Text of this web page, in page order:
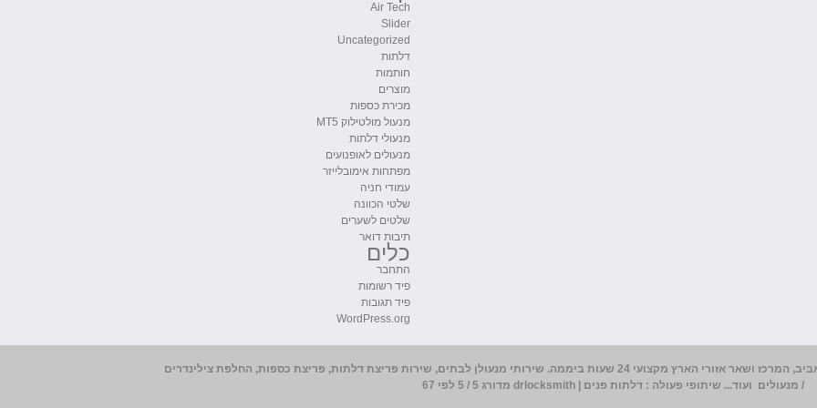
Air Tech
Slider
Uncategorized
דלתות
חותמות
מוצרים
מכירת כספות
מנעול מולטילוק MT5
מנעולי דלתות
מנעולים לאופנועים
מפתחות אימובלייזר
עמודי חניה
שלטי הכוונה
שלטים לשערים
תיבות דואר
כלים
התחבר
פיד רשומות
פיד תגובות
WordPress.org
, המרכז ושאר אזורי הארץ מקצועי 24 שעות ביממה. שירותי מנעולן לבתים, שירות פריצת דלתות, פריצת כספות, החלפת צילינדרים
/ מנעולים ועוד... שיתופי פעולה :דלתות פנים |
drlocksmith מדורג 5 / 5 לפי 67